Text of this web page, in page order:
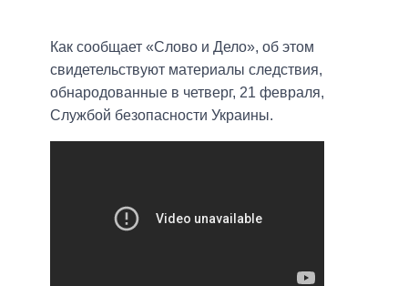
Как сообщает «Слово и Дело», об этом
свидетельствуют материалы следствия,
обнародованные в четверг, 21 февраля,
Службой безопасности Украины.